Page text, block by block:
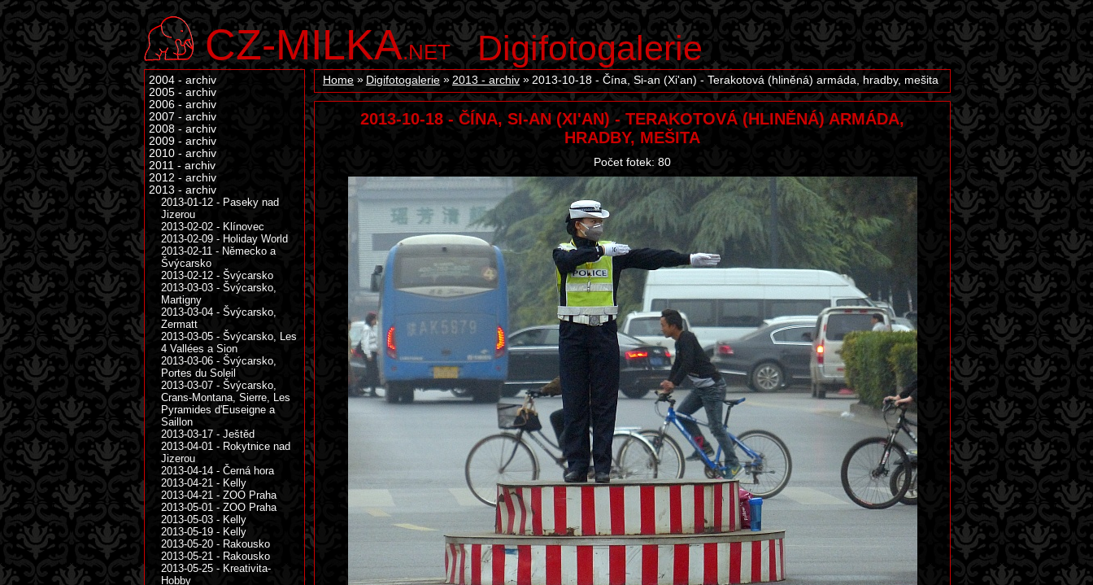
CZ-MILKA.NET Digifotogalerie
Home Digifotogalerie 2013 - archiv 2013-10-18 - Čína, Si-an (Xi'an) - Terakotová (hliněná) armáda, hradby, mešita
2013-10-18 - ČÍNA, SI-AN (XI'AN) - TERAKOTOVÁ (HLINĚNÁ) ARMÁDA,
HRADBY, MEŠITA
Počet fotek: 80
2004 - archiv
2005 - archiv
2006 - archiv
2007 - archiv
2008 - archiv
2009 - archiv
2010 - archiv
2011 - archiv
2012 - archiv
2013 - archiv
2013-01-12 - Paseky nad
Jizerou
2013-02-02 - Klínovec
2013-02-09 - Holiday World
2013-02-11 - Německo a
Švýcarsko
2013-02-12 - Švýcarsko
2013-03-03 - Švýcarsko,
Martigny
2013-03-04 - Švýcarsko,
Zermatt
2013-03-05 - Švýcarsko, Les
4 Vallées a Sion
2013-03-06 - Švýcarsko,
Portes du Soleil
2013-03-07 - Švýcarsko,
Crans-Montana, Sierre, Les
Pyramides d'Euseigne a
Saillon
2013-03-17 - Ještěd
2013-04-01 - Rokytnice nad
Jizerou
2013-04-14 - Černá hora
2013-04-21 - Kelly
2013-04-21 - ZOO Praha
2013-05-01 - ZOO Praha
2013-05-03 - Kelly
2013-05-19 - Kelly
2013-05-20 - Rakousko
2013-05-21 - Rakousko
2013-05-25 - Kreativita-
Hobby